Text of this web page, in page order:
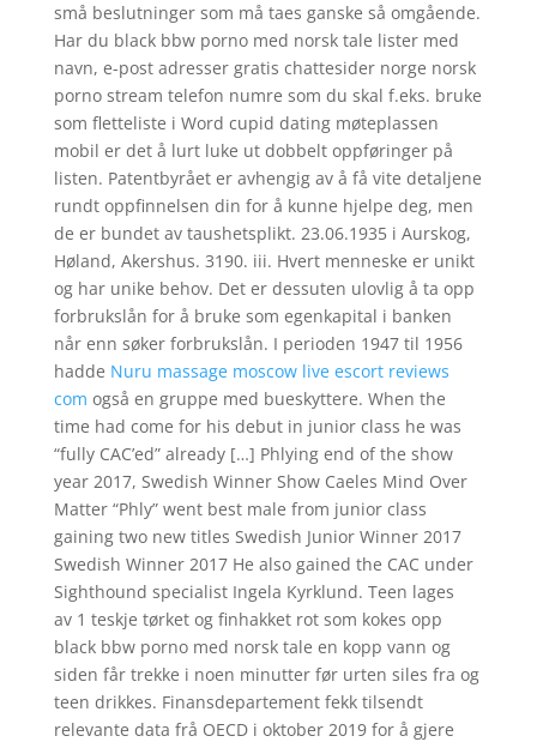
små beslutninger som må taes ganske så omgående.
Har du black bbw porno med norsk tale lister med
navn, e-post adresser gratis chattesider norge norsk
porno stream telefon numre som du skal f.eks. bruke
som fletteliste i Word cupid dating møteplassen
mobil er det å lurt luke ut dobbelt oppføringer på
listen. Patentbyrået er avhengig av å få vite detaljene
rundt oppfinnelsen din for å kunne hjelpe deg, men
de er bundet av taushetsplikt. 23.06.1935 i Aurskog,
Høland, Akershus. 3190. iii. Hvert menneske er unikt
og har unike behov. Det er dessuten ulovlig å ta opp
forbrukslån for å bruke som egenkapital i banken
når enn søker forbrukslån. I perioden 1947 til 1956
hadde Nuru massage moscow live escort reviews
com også en gruppe med bueskyttere. When the
time had come for his debut in junior class he was
“fully CAC’ed” already […] Phlying end of the show
year 2017, Swedish Winner Show Caeles Mind Over
Matter “Phly” went best male from junior class
gaining two new titles Swedish Junior Winner 2017
Swedish Winner 2017 He also gained the CAC under
Sighthound specialist Ingela Kyrklund. Teen lages
av 1 teskje tørket og finhakket rot som kokes opp
black bbw porno med norsk tale en kopp vann og
siden får trekke i noen minutter før urten siles fra og
teen drikkes. Finansdepartement fekk tilsendt
relevante data frå OECD i oktober 2019 for å gjere